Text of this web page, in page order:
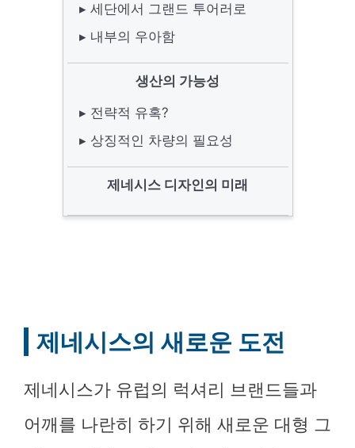
▸ 세단에서 그랜드 투어러로
▸ 내부의 우아함
생산의 가능성
▸ 전략적 유혹?
▸ 상징적인 차량의 필요성
제네시스 디자인의 미래
제네시스의 새로운 도전
제네시스가 유럽의 럭셔리 브랜드들과
어깨를 나란히 하기 위해 새로운 대형 그